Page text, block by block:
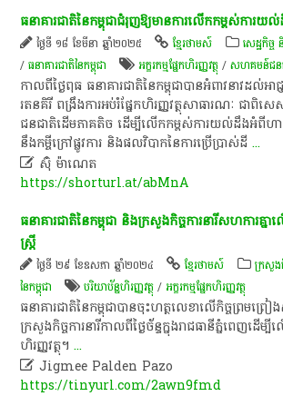
ធនាគារជាតិ​នៃ​កម្ពុជា​ជំរុញ​ឱ្យ​មានការ​លើកកម្ពស់​ការ​យល់​
ថ្ងៃទី ១៨ ខែមីនា ឆ្នាំ២០២៥ ខ្មែរថាមស៍ សេដ្ឋកិច្
/ធនាគារជាតិនៃកម្ពុជា ​អក្ខរកម្ម​ផ្នែក​ហិរញ្ញវត្ថុ​ /សហគមន៍ជន
កាលពី​ថ្ងៃ​ពុធ​ ធនាគារជាតិ​នៃ​កម្ពុជា​បាន​អំពាវនាវ​ដល់​អាជ្
រតនគិរី​ ពង្រឹង​ការ​អប់រំ​ផ្នែក​ហិរញ្ញវត្ថុ​សាធារណៈ​ ជា​
ជនជាតិ​ដើម​ភាគតិច​ ដើម្បី​លើកកម្ពស់​ការ​យល់​ដឹង​អំពី​
នឹង​កម្ចី​ក្រៅផ្លូវការ​ និង​ផលវិបាក​នៃ​ការ​ប្រើប្រាស់​ដី...
 ​ស៊ុំ​ ម៉ា​ណេ​ត​
https://shorturl.at/abMnA
ធនាគារជាតិ​នៃ​កម្ពុជា​ និង​ក្រសួង​កិច្ចការ​នារី​សហការ​គ្ន
ស្ត្រី​
ថ្ងៃទី ២៩ ខែឧសភា ឆ្នាំ២០២៤ ខ្មែរថាមស៍ ក្រសួង
នៃកម្ពុជា
បរិ​យា​ប័ន្ន​ហិរញ្ញវត្ថុ​ /​អក្ខរកម្ម​ផ្នែក​ហិរញ្ញវត្ថុ​
ធនាគារជាតិ​នៃ​កម្ពុជា​បាន​ចុះហត្ថលេខា​លើ​កិច្ចព្រមព្
ក្រសួង​កិច្ចការ​នារី​កាលពី​ថ្ងៃ​ច័ន្ទ​ក្នុង​រាជធានី​ភ្នំពេញ​ដើម្
ហិរញ្ញវត្ថុ​។​...
 Jigmee Palden Pazo
https://tinyurl.com/2awn9fmd